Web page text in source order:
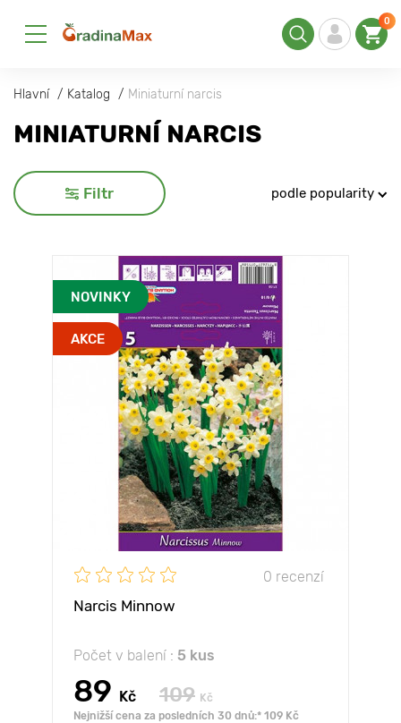
0
Hlavní Katalog Miniaturní narcis
MINIATURNÍ NARCIS
Filtr podle popularity
NOVINKY
AKCE
0 recenzí
Narcis Minnow
Počet v balení : 5 kus
89 Kč 109 Kč
Nejnižší cena za posledních 30 dnů:* 109 Kč